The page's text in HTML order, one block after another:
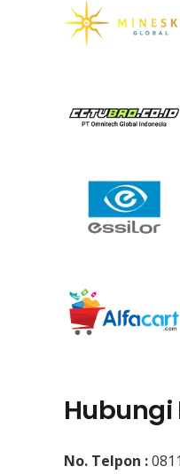
Hubungi
No. Telpon :